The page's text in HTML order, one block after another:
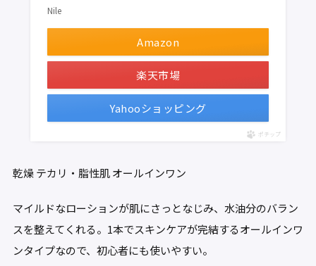
Nile
Amazon
楽天市場
Yahooショッピング
ポチップ
乾燥テカリ・脂性肌オールインワン
マイルドなローションが肌にさっとなじみ、水油分のバラン
スを整えてくれる。1本でスキンケアが完結するオールインワ
ンタイプなので、初心者にも使いやすい。